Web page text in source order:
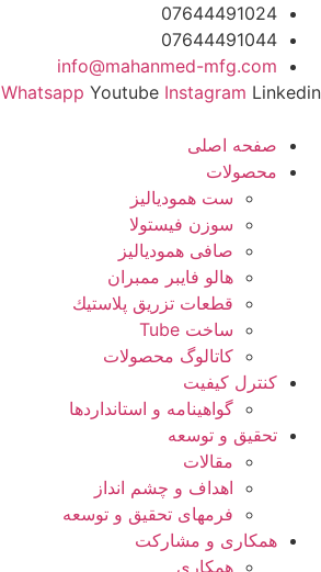
پرش
محتوا
07644491024
07644491044
info@mahanmed-mfg.com
Whatsapp Youtube Instagram Linkedin
صفحه اصلی
محصولات
ست همودیالیز
سوزن فیستولا
صافی همودیالیز
هالو فایبر ممبران
قطعات تزريق پلاستيك
ساخت Tube
کاتالوگ محصولات
کنترل کیفیت
گواهينامه و استانداردها
تحقيق و توسعه
مقالات
اهداف و چشم انداز
فرمهای تحقیق و توسعه
همکاری و مشارکت
همکاری